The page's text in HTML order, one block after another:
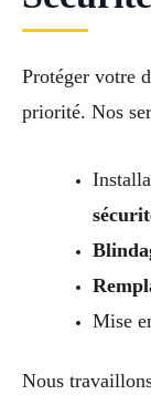
Protéger votre
priorité. Nos
Mise
Nous